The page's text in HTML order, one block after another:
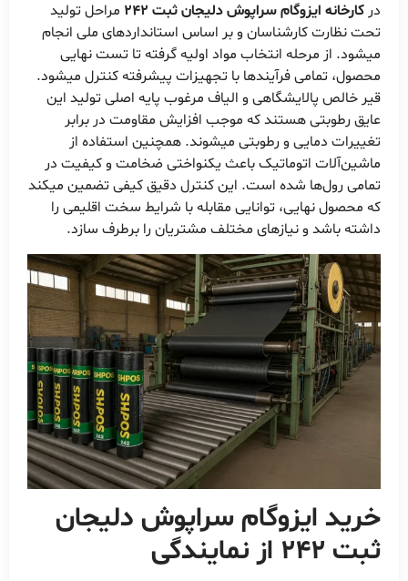
در کارخانه ایزوگام سراپوش دلیجان ثبت 242
مراحل تولید
تحت نظارت کارشناسان و بر اساس استانداردهای ملی انجام
میشود. از مرحله انتخاب مواد اولیه گرفته تا تست نهایی
محصول، تمامی فرآیندها با تجهیزات پیشرفته کنترل میشود.
قیر خالص پالایشگاهی و الیاف مرغوب پایه اصلی تولید این
عایق رطوبتی هستند که موجب افزایش مقاومت در برابر
تغییرات دمایی و رطوبتی میشوند. همچنین استفاده از
ماشین‌آلات اتوماتیک باعث یکنواختی ضخامت و کیفیت در
تمامی رول‌ها شده است. این کنترل دقیق کیفی تضمین میکند
که محصول نهایی، توانایی مقابله با شرایط سخت اقلیمی را
داشته باشد و نیازهای مختلف مشتریان را برطرف سازد.
خرید ایزوگام سراپوش دلیجان
ثبت 242 از نمایندگی‌